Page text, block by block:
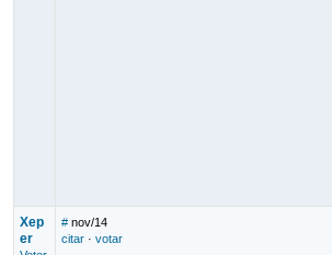
Xep
er
# nov/14
citar· votar